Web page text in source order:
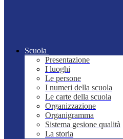
Scuola
Presentazione
I luoghi
Le persone
I numeri della scuola
Le carte della scuola
Organizzazione
Organigramma
Sistema gesione qualità
La storia